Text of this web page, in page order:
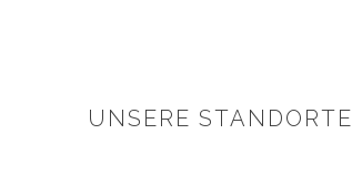
UNSERE STANDORTE